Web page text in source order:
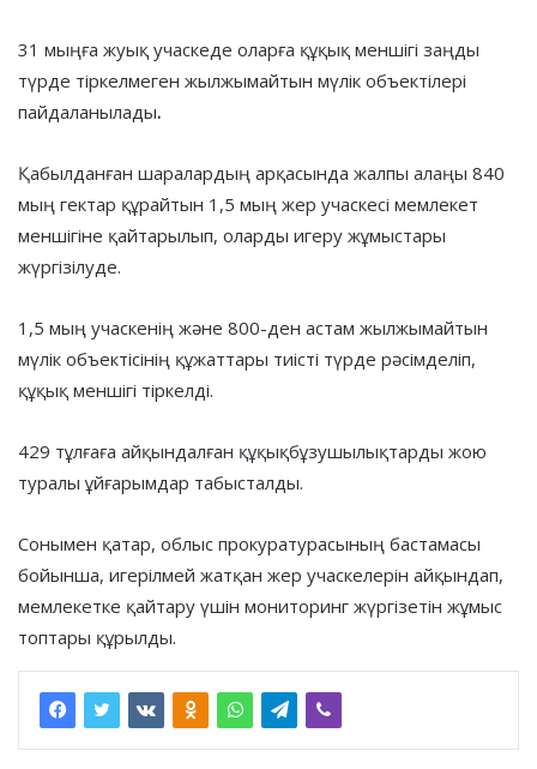
31 мыңға жуық учаскеде оларға құқық меншігі заңды
түрде тіркелмеген жылжымайтын мүлік объектілері
пайдаланылады.
Қабылданған шаралардың арқасында жалпы алаңы 840
мың гектар құрайтын 1,5 мың жер учаскесі мемлекет
меншігіне қайтарылып, оларды игеру жұмыстары
жүргізілуде.
1,5 мың учаскенің және 800-ден астам жылжымайтын
мүлік объектісінің құжаттары тиісті түрде рәсімделіп,
құқық меншігі тіркелді.
429 тұлғаға айқындалған құқықбұзушылықтарды жою
туралы ұйғарымдар табысталды.
Сонымен қатар, облыс прокуратурасының бастамасы
бойынша, игерілмей жатқан жер учаскелерін айқындап,
мемлекетке қайтару үшін мониторинг жүргізетін жұмыс
топтары құрылды.